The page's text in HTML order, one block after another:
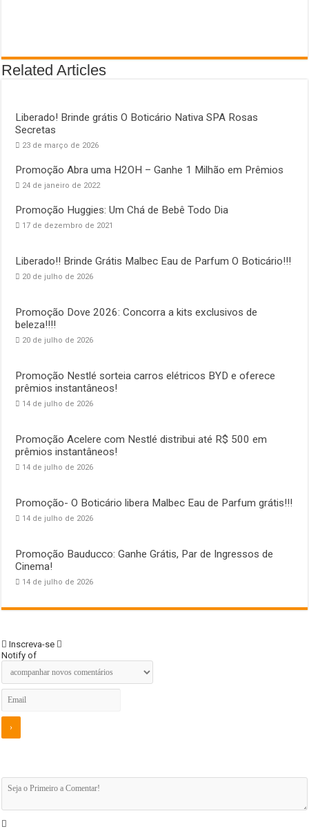
Related Articles
Liberado! Brinde grátis O Boticário Nativa SPA Rosas
Secretas
23 de março de 2026
Promoção Abra uma H2OH – Ganhe 1 Milhão em Prêmios
24 de janeiro de 2022
Promoção Huggies: Um Chá de Bebê Todo Dia
17 de dezembro de 2021
Liberado!! Brinde Grátis Malbec Eau de Parfum O Boticário!!!
20 de julho de 2026
Promoção Dove 2026: Concorra a kits exclusivos de
beleza!!!!
20 de julho de 2026
Promoção Nestlé sorteia carros elétricos BYD e oferece
prêmios instantâneos!
14 de julho de 2026
Promoção Acelere com Nestlé distribui até R$ 500 em
prêmios instantâneos!
14 de julho de 2026
Promoção- O Boticário libera Malbec Eau de Parfum grátis!!!
14 de julho de 2026
Promoção Bauducco: Ganhe Grátis, Par de Ingressos de
Cinema!
14 de julho de 2026
Inscreva-se
Notify of